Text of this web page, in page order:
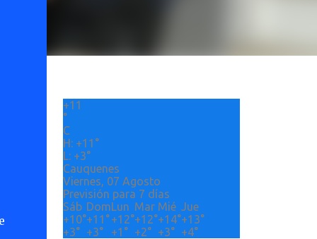
+11
°
C
H: +11°
L: +3°
Cauquenes
Viernes, 07 Agosto
Previsión para 7 días
Sáb DomLun Mar Mié Jue
+10°+11°+12°+12°+14°+13°
+3° +3° +1° +2° +3° +4°